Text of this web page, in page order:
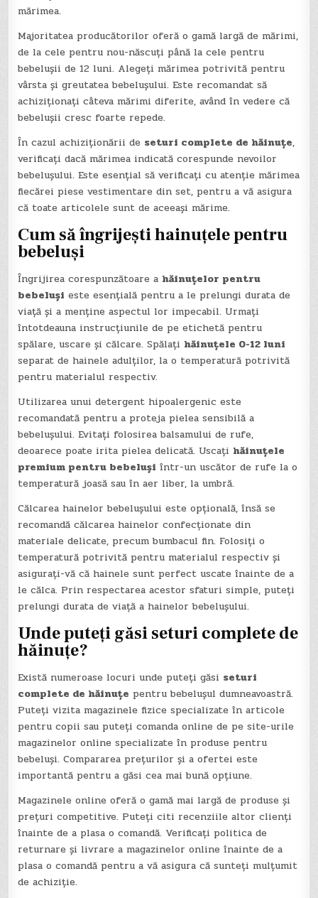
mărimea.
Majoritatea producătorilor oferă o gamă largă de mărimi,
de la cele pentru nou-născuți până la cele pentru
bebelușii de 12 luni. Alegeți mărimea potrivită pentru
vârsta și greutatea bebelușului. Este recomandat să
achiziționați câteva mărimi diferite, având în vedere că
bebelușii cresc foarte repede.
În cazul achiziționării de seturi complete de hăinuțe,
verificați dacă mărimea indicată corespunde nevoilor
bebelușului. Este esențial să verificați cu atenție mărimea
fiecărei piese vestimentare din set, pentru a vă asigura
că toate articolele sunt de aceeași mărime.
Cum să îngrijești hainuțele pentru
bebeluși
Îngrijirea corespunzătoare a hăinuțelor pentru
bebeluși este esențială pentru a le prelungi durata de
viață și a menține aspectul lor impecabil. Urmați
întotdeauna instrucțiunile de pe etichetă pentru
spălare, uscare și călcare. Spălați hăinuțele 0-12 luni
separat de hainele adulților, la o temperatură potrivită
pentru materialul respectiv.
Utilizarea unui detergent hipoalergenic este
recomandată pentru a proteja pielea sensibilă a
bebelușului. Evitați folosirea balsamului de rufe,
deoarece poate irita pielea delicată. Uscați hăinuțele
premium pentru bebeluși într-un uscător de rufe la o
temperatură joasă sau în aer liber, la umbră.
Călcarea hainelor bebelușului este opțională, însă se
recomandă călcarea hainelor confecționate din
materiale delicate, precum bumbacul fin. Folosiți o
temperatură potrivită pentru materialul respectiv și
asigurați-vă că hainele sunt perfect uscate înainte de a
le călca. Prin respectarea acestor sfaturi simple, puteți
prelungi durata de viață a hainelor bebelușului.
Unde puteți găsi seturi complete de
hăinuțe?
Există numeroase locuri unde puteți găsi seturi
complete de hăinuțe pentru bebelușul dumneavoastră.
Puteți vizita magazinele fizice specializate în articole
pentru copii sau puteți comanda online de pe site-urile
magazinelor online specializate în produse pentru
bebeluși. Compararea prețurilor și a ofertei este
importantă pentru a găsi cea mai bună opțiune.
Magazinele online oferă o gamă mai largă de produse și
prețuri competitive. Puteți citi recenziile altor clienți
înainte de a plasa o comandă. Verificați politica de
returnare și livrare a magazinelor online înainte de a
plasa o comandă pentru a vă asigura că sunteți mulțumit
de achiziție.